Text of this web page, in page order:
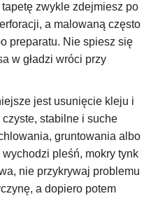
zwykle zdejmiesz po
a malowaną często
preparatu. Nie spiesz się
w gładzi wróci przy
jest usunięcie kleju i
stabilne i suche
gruntowania albo
pleśń, mokry tynk
nie przykrywaj problemu
a dopiero potem